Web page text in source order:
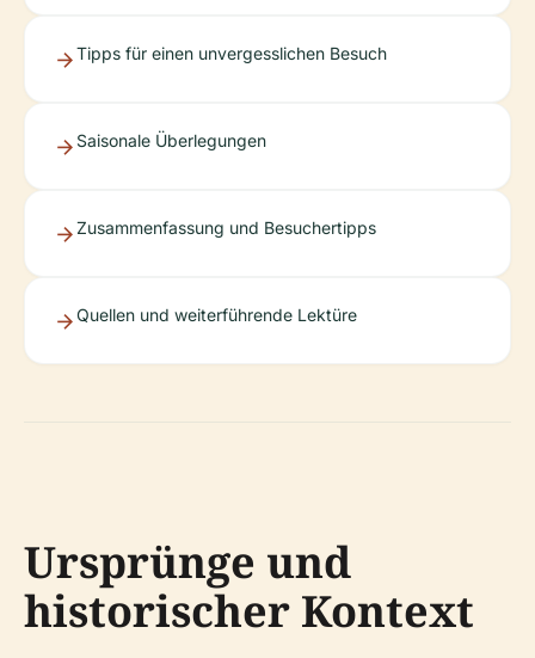
Tipps für einen unvergesslichen Besuch
Saisonale Überlegungen
Zusammenfassung und Besuchertipps
Quellen und weiterführende Lektüre
Ursprünge und
historischer Kontext